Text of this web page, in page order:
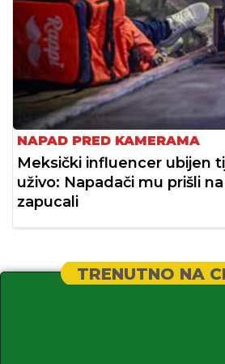
NAPAD PRED KAMERAMA
Meksički influencer ubijen
uživo: Napadači mu prišli
zapucali
TRENUTNO NA